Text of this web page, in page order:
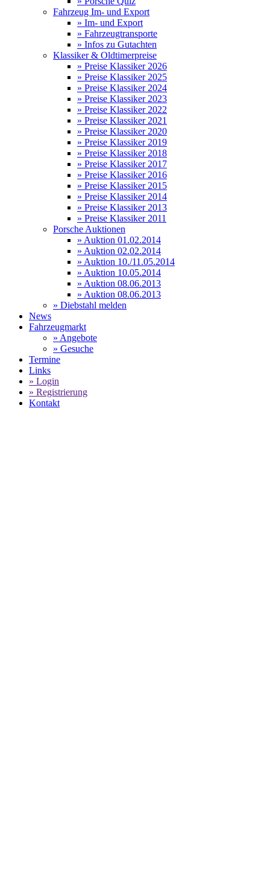
Fahrzeug Im- und Export
» Im- und Export
» Fahrzeugtransporte
» Infos zu Gutachten
Klassiker & Oldtimerpreise
» Preise Klassiker 2026
» Preise Klassiker 2025
» Preise Klassiker 2024
» Preise Klassiker 2023
» Preise Klassiker 2022
» Preise Klassiker 2021
» Preise Klassiker 2020
» Preise Klassiker 2019
» Preise Klassiker 2018
» Preise Klassiker 2017
» Preise Klassiker 2016
» Preise Klassiker 2015
» Preise Klassiker 2014
» Preise Klassiker 2013
» Preise Klassiker 2011
Porsche Auktionen
» Auktion 01.02.2014
» Auktion 02.02.2014
» Auktion 10./11.05.2014
» Auktion 10.05.2014
» Auktion 08.06.2013
» Auktion 08.06.2013
» Diebstahl melden
News
Fahrzeugmarkt
» Angebote
» Gesuche
Termine
Links
» Login
» Registrierung
Kontakt